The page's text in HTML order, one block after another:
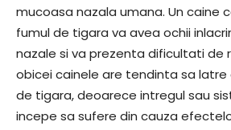
mucoasa nazala umana. Un caine
fumul de tigara va avea ochii
nazale si va prezenta dificultati de
obicei cainele are tendinta sa
de tigara, deoarece intregul sau
incepe sa sufere din cauza